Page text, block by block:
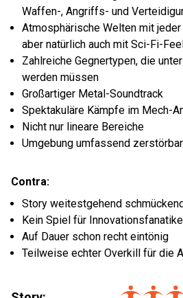
Waffen-, Angriffs- und
Atmosphärische Welten mit
aber natürlich auch mit Sci-Fi-
Zahlreiche Gegnertypen, die
werden müssen
Großartiger Metal-Soundtrack
Spektakuläre Kämpfe im Mech-
Nicht nur lineare Bereiche
Umgebung umfassend zerstörbar
Contra:
Story weitestgehend
Kein Spiel für
Auf Dauer schon recht eintönig
Teilweise echter Overkill für die